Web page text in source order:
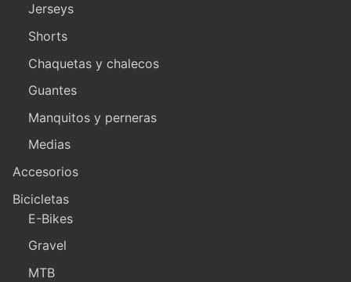
Jerseys
Shorts
Chaquetas y chalecos
Guantes
Manquitos y perneras
Medias
Accesorios
Bicicletas
E-Bikes
Gravel
MTB